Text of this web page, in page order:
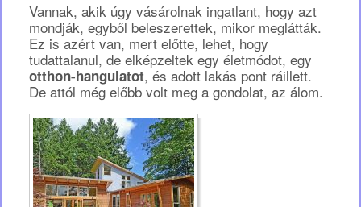
Vannak, akik úgy vásárolnak ingatlant, hogy azt
mondják, egyből beleszerettek, mikor meglátták.
Ez is azért van, mert előtte, lehet, hogy
tudattalanul, de elképzeltek egy életmódot, egy
otthon-hangulatot, és adott lakás pont ráillett.
De attól még előbb volt meg a gondolat, az álom.